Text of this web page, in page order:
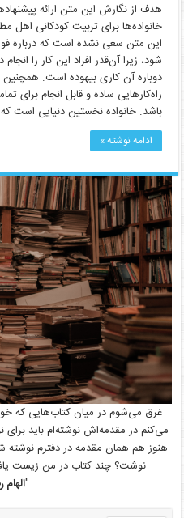
هدف از نگارش این متن ارائه
خانواده‌ها برای تربیت کودکانی اهل
این متن سعی نشده است که درباره
شود، زیرا آن‌قدر افراد این کار را انجام
دوباره آن کاری بیهوده است.
راه‌کارهایی ساده و قابل انجام برای
باشد. خانواده نخستین دنیایی است که
ادامه نوشته »
غرق می‌شوم در میان کتاب‌هایی که
می‌کنم در مقدمه‌اش نوشته‌ام باید
هنوز هم همان مقدمه در دفترم نوشته
نوشت؟ چند کتاب در من زیست
"